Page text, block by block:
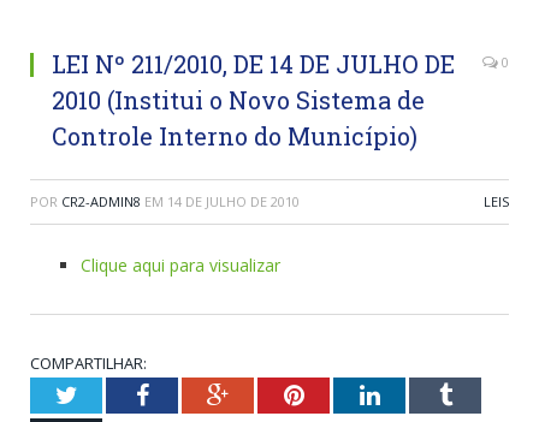
LEI Nº 211/2010, DE 14 DE JULHO DE
2010 (Institui o Novo Sistema de
Controle Interno do Município)
0
POR CR2-ADMIN8 EM 14 DE JULHO DE 2010 LEIS
Clique aqui para visualizar
COMPARTILHAR:
TwitterFacebookGoogle+PinterestLinkedInTumblr